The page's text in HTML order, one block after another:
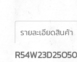
รายละเอียดสินค้า
R54W23D25O50